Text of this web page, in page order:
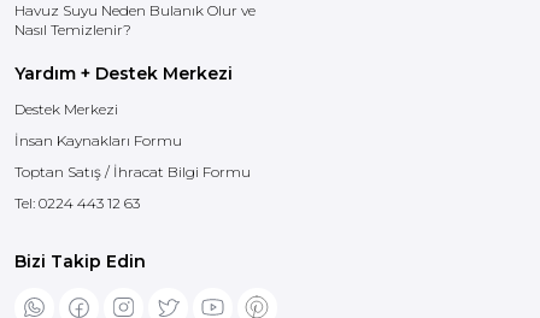
Havuz Suyu Neden Bulanık Olur ve
Nasıl Temizlenir?
Yardım + Destek Merkezi
Destek Merkezi
İnsan Kaynakları Formu
Toptan Satış / İhracat Bilgi Formu
Tel: 0224 443 12 63
Bizi Takip Edin